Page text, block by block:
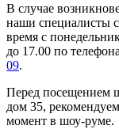
В случае
наши специалисты
время с
до 17.00 по
09.
Перед посещением
дом 35,
момент в шоу-руме.